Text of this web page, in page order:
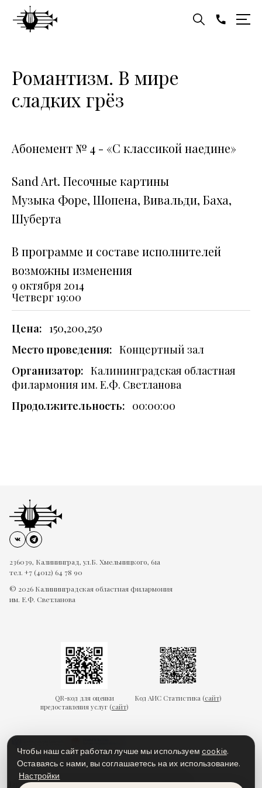
Романтизм. В мире
сладких грёз
Абонемент № 4 - «С классикой наедине»
Sand Art. Песочные картины
Музыка Форе, Шопена, Вивальди, Баха,
Шуберта
В программе и составе исполнителей
возможны изменения
9 октября 2014
Четверг 19:00
Цена: 150,200,250
Место проведения: Концертный зал
Организатор: Калининградская областная
филармония им. Е.Ф. Светланова
Продолжительность: 00:00:00
236039, Калининград, ул.Б. Хмельницкого, 61а
тел. +7 (4012) 64 78 90
© 2026 Калининградская областная филармония
им. Е.Ф. Светланова
QR-код для оценки
предоставления услуг (сайт)
Код АИС Статистика (сайт)
Гарантии безопасности Пользовательское соглашение
Чтобы наш сайт работал лучше мы используемcookie.
Оставаясь с нами, вы соглашаетесь на их использование.
Настройки